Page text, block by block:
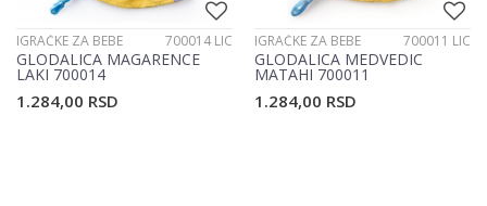
IGRAČKE ZA BEBE 700014 LIC
GLODALICA MAGARENCE
LAKI 700014
1.284,00 RSD
IGRAČKE ZA BEBE 700011 LIC
GLODALICA MEDVEDIC
MATAHI 700011
1.284,00 RSD